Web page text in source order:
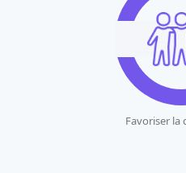
Favoriser la